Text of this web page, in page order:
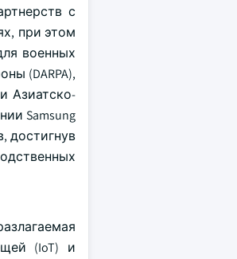
с
при этом
военных
(DARPA),
Азиатско-
Samsung
достигнув
(IoT) и